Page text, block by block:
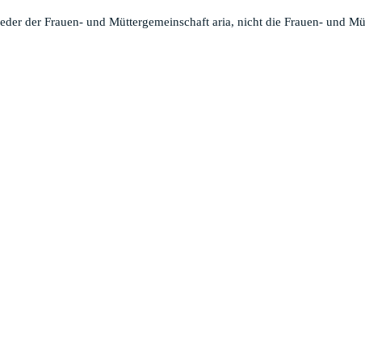
der Frauen- und Müttergemeinschaft aria, nicht die Frauen- und